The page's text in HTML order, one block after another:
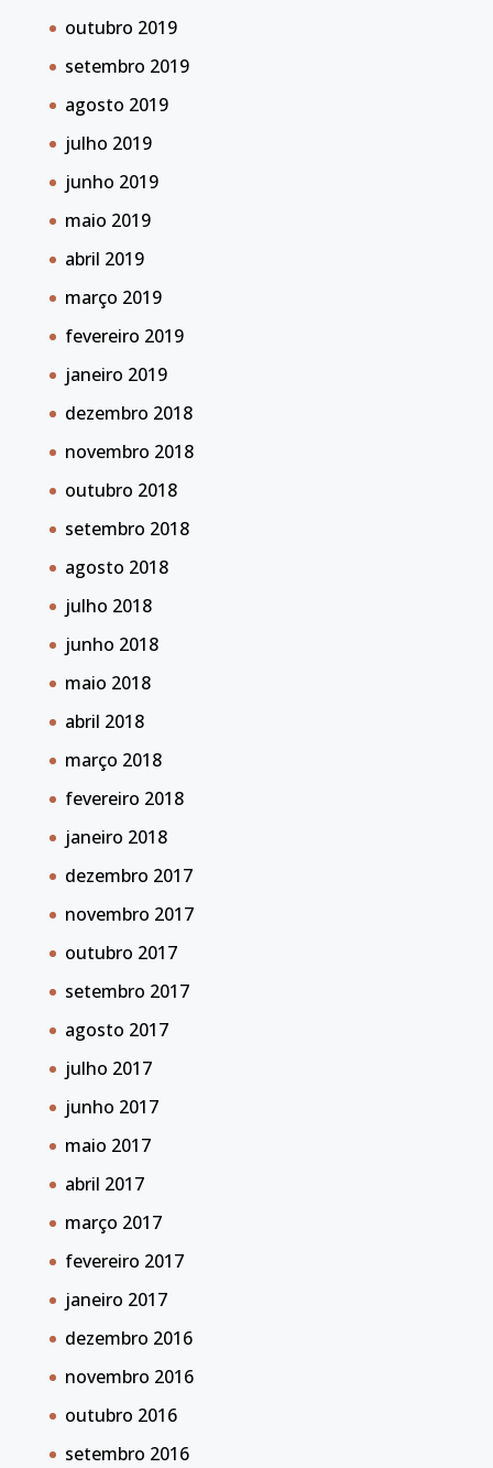
outubro 2019
setembro 2019
agosto 2019
julho 2019
junho 2019
maio 2019
abril 2019
março 2019
fevereiro 2019
janeiro 2019
dezembro 2018
novembro 2018
outubro 2018
setembro 2018
agosto 2018
julho 2018
junho 2018
maio 2018
abril 2018
março 2018
fevereiro 2018
janeiro 2018
dezembro 2017
novembro 2017
outubro 2017
setembro 2017
agosto 2017
julho 2017
junho 2017
maio 2017
abril 2017
março 2017
fevereiro 2017
janeiro 2017
dezembro 2016
novembro 2016
outubro 2016
setembro 2016